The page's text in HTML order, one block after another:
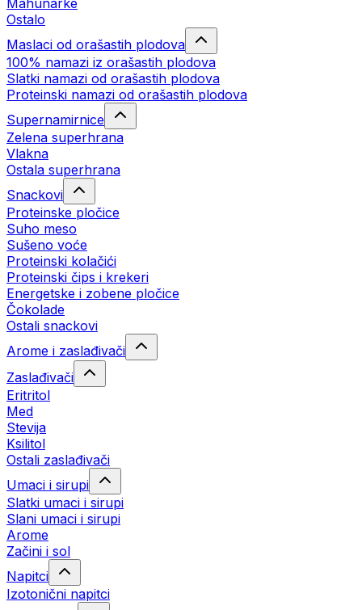
Mahunarke
Ostalo
Maslaci od orašastih plodova
100% namazi iz orašastih plodova
Slatki namazi od orašastih plodova
Proteinski namazi od orašastih plodova
Supernamirnice
Zelena superhrana
Vlakna
Ostala superhrana
Snackovi
Proteinske pločice
Suho meso
Sušeno voće
Proteinski kolačići
Proteinski čips i krekeri
Energetske i zobene pločice
Čokolade
Ostali snackovi
Arome i zaslađivači
Zaslađivači
Eritritol
Med
Stevija
Ksilitol
Ostali zaslađivači
Umaci i sirupi
Slatki umaci i sirupi
Slani umaci i sirupi
Arome
Začini i sol
Napitci
Izotonični napitci